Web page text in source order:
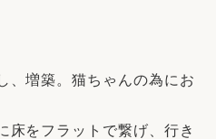
、増築。猫ちゃんの為にお
床をフラットで繋げ、行き